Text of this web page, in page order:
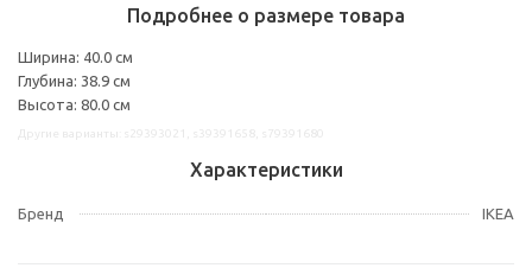
Подробнее о размере товара
Ширина: 40.0 см
Глубина: 38.9 см
Высота: 80.0 см
Характеристики
Бренд IKEA